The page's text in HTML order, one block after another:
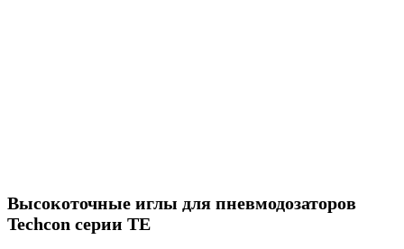
Высокоточные иглы для пневмодозаторов
Techcon серии TE